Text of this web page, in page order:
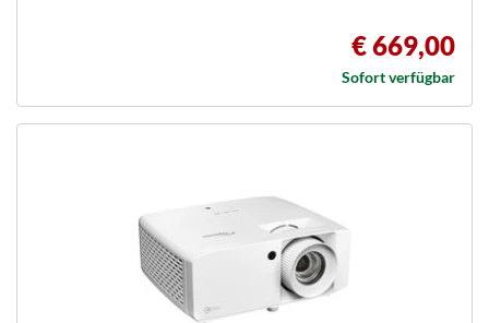
€ 669,00
Sofort verfügbar